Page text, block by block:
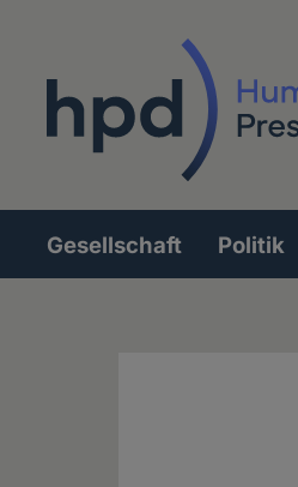
Hauptnavigation
Gesellschaft Politik